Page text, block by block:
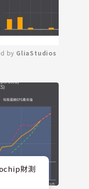
Mute
by GliaStudios
財測